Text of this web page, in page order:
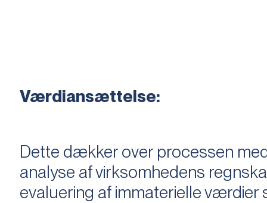
Værdiansættelse:
Dette dækker over processen
analyse af virksomhedens
evaluering af immaterielle